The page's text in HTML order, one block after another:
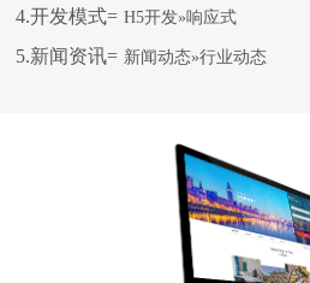
4.开发模式= H5开发»响应式
5.新闻资讯= 新闻动态»行业动态